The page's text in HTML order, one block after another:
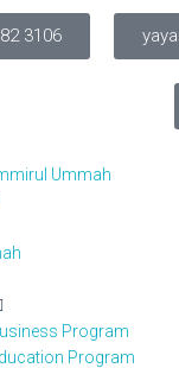
3106
Ummah
Program
Program